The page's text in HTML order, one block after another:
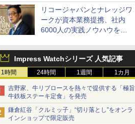
リコージャパンとナレッジワ
ークが資本業務提携、社内
6000人の実践ノウハウを生
RICOH」を展開へ
Impress Watchシリーズ 人気記事
1時間 24時間 1週間 1カ月
吉野家、牛リブロースを熱々で提供する「極旨
牛鉄板ステーキ定食」を発売
鎌倉紅谷「クルミッ子」“切り落とし”をオンラ
インショップで限定販売